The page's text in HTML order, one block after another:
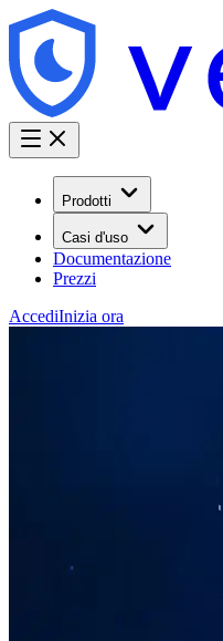
Prodotti
Casi d'uso
Documentazione
Prezzi
AccediInizia ora